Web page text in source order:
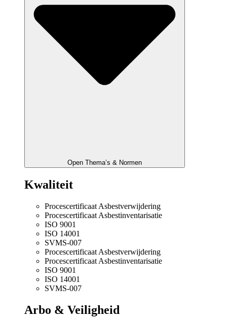
Open Thema’s & Normen
Kwaliteit
Procescertificaat Asbestverwijdering
Procescertificaat Asbestinventarisatie
ISO 9001
ISO 14001
SVMS-007
Procescertificaat Asbestverwijdering
Procescertificaat Asbestinventarisatie
ISO 9001
ISO 14001
SVMS-007
Arbo & Veiligheid